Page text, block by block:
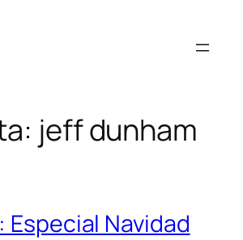
jeff dunham
Especial Navidad